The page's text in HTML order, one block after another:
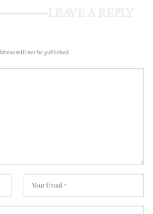
will not be published.